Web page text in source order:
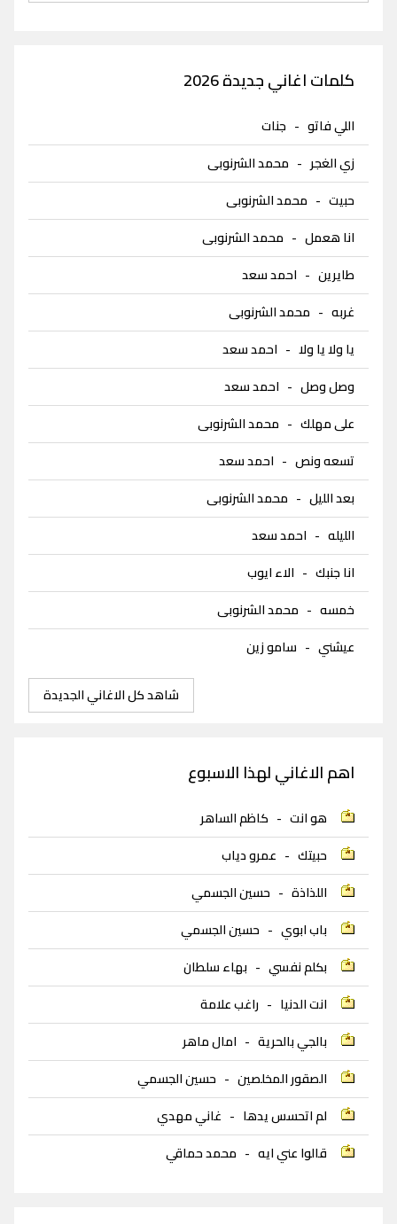
كلمات اغاني جديدة 2026
اللي فاتو - جنات
زي الغجر - محمد الشرنوبى
حبيت - محمد الشرنوبى
انا هعمل - محمد الشرنوبى
طايرين - احمد سعد
غربه - محمد الشرنوبى
يا ولا يا ولا - احمد سعد
وصل وصل - احمد سعد
على مهلك - محمد الشرنوبى
تسعه ونص - احمد سعد
بعد الليل - محمد الشرنوبى
الليله - احمد سعد
انا جنبك - الاء ايوب
خمسه - محمد الشرنوبى
عيشني - سامو زين
شاهد كل الاغاني الجديدة
اهم الاغاني لهذا الاسبوع
هو انت - كاظم الساهر
حبيتك - عمرو دياب
اللذاذة - حسين الجسمي
باب ابوي - حسين الجسمي
بكلم نفسي - بهاء سلطان
انت الدنيا - راغب علامة
بالجي بالحرية - امال ماهر
الصقور المخلصين - حسين الجسمي
لم اتحسس يدها - غاني مهدي
قالوا عني ايه - محمد حماقي